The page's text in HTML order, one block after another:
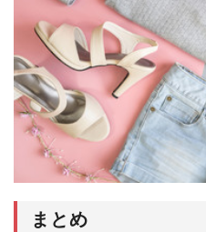
まとめ